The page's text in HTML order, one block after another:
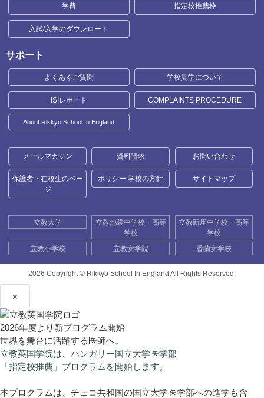
学費 指定校推薦枠
入試/入学のダウンロード
サポート
よくあるご質問 学校見学について
ISIレポート COMPLAINTS PROCEDURE
About Rikkyo School In England
メールマガジン 資料請求 お問い合わせ
保護者・在校生のペー
ジ
ポリシー 学校の方針 サイトマップ
立教大学
立教池袋中学校・高等
学校
立教新座中学校・高等
学校
立教小学校
立教女学院 香蘭女学校
2026 Copyright © Rikkyo School In England All Rights Reserved.
×
2026年度より新プログラム開始
世界を舞台に活躍する医師へ。
立教英国学院は、ハンガリー国立大学医学部
「指定校推薦」プログラムを開始します。
本プログラムは、チェコ共和国の国立大学医学部への進学も含